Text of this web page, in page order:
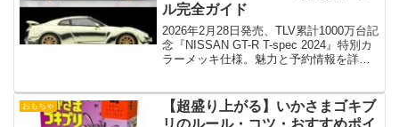
ル完全ガイド
2026年2月28日発売、TLV累計1000万台記
念『NISSAN GT-R T-spec 2024』特別カ
ラーメッキ仕様。魅力と予約情報を詳し
おもちゃ
【超盛り上がる】いかさまゴキブ
リのルール・コツ・おすすめポイ